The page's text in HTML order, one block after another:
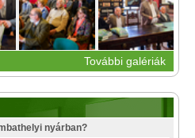
További galériák
nyárban?